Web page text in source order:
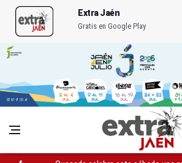
Extra Jaén
Gratis en Google Play